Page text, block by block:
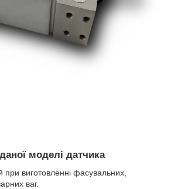
моделі датчика
при виготовленні фасувальних,
ваг.